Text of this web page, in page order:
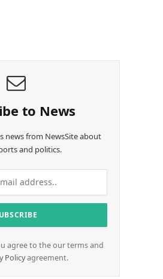
to News
news from NewsSite about
and politics.
agree to the our terms and
Policyagreement.